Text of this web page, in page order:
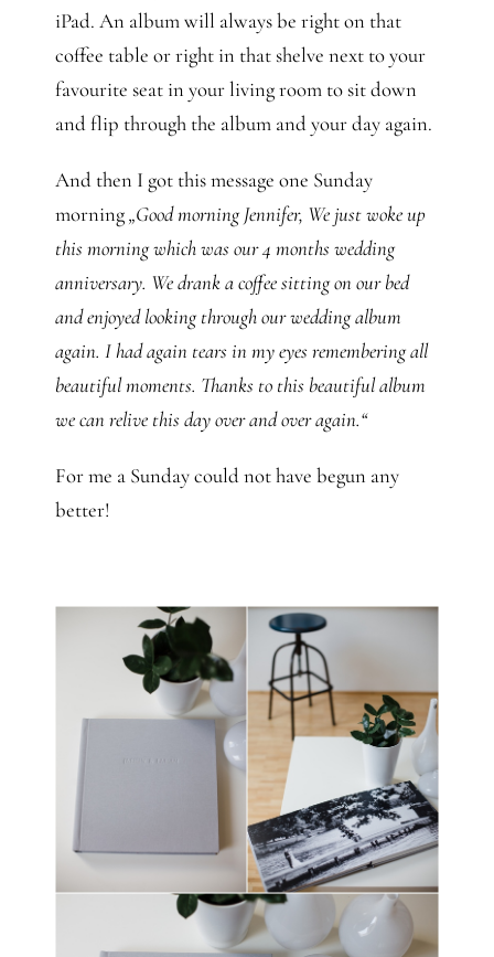
iPad. An album will always be right on that
coffee table or right in that shelve next to your
favourite seat in your living room to sit down
and flip through the album and your day again.
And then I got this message one Sunday
morning„Good morning Jennifer, We just woke up
this morning which was our 4 months wedding
anniversary. We drank a coffee sitting on our bed
and enjoyed looking through our wedding album
again. I had again tears in my eyes remembering all
beautiful moments. Thanks to this beautiful album
we can relive this day over and over again.“
For me a Sunday could not have begun any
better!